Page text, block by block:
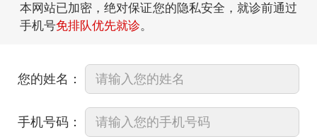
本网站已加密，绝对保证您的隐私安全，就诊前通过
手机号免排队优先就诊。
您的姓名：
手机号码：